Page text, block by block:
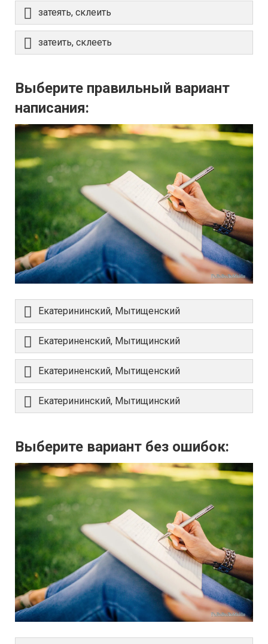
затеять, склеить
затеить, склееть
Выберите правильный вариант
написания:
Екатерининский, Мытищенский
Екатериненский, Мытищинский
Екатериненский, Мытищенский
Екатерининский, Мытищинский
Выберите вариант без ошибок: